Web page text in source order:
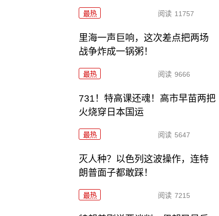
最热 阅读 11757
里海一声巨响，这次差点把两场
战争炸成一锅粥！
最热 阅读 9666
731！特高课还魂！高市早苗两把
火烧穿日本国运
最热 阅读 5647
灭人种？以色列这波操作，连特
朗普面子都敢踩！
最热 阅读 7215